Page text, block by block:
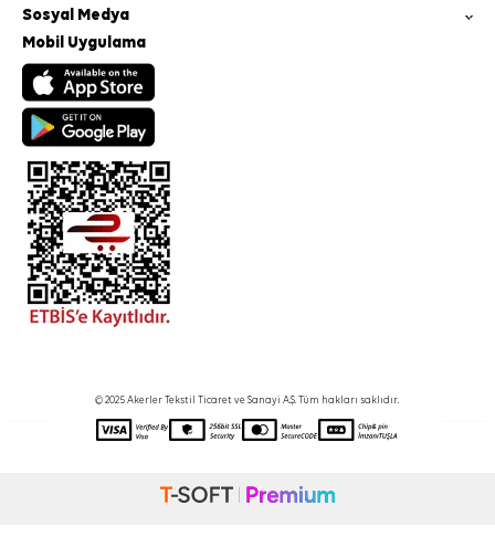
Sosyal Medya
Mobil Uygulama
© 2025 Akerler Tekstil Ticaret ve Sanayi A.Ş. Tüm hakları saklıdır.